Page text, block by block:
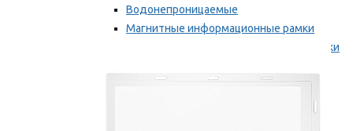
Водонепроницаемые
Магнитные информационные рамки
Самоклеящиеся информационные рамки